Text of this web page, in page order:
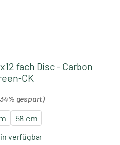
fach Disc - Carbon
green-CK
gespart)
58 cm
verfügbar